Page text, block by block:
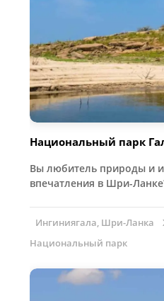
Национальный парк
Вы любитель природы и
впечатления в Шри-
Ингиниягала, Шри-Ланка
Национальный парк